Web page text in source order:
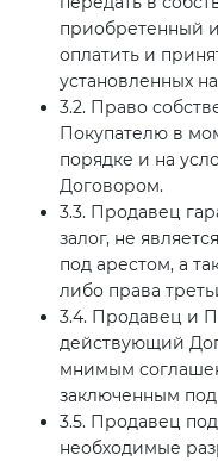
приобретенный
оплатить и
установленных
3.2. Право
Покупателю в
порядке и на
Договором.
3.3. Продавец
залог, не
под арестом, а
либо права
3.4. Продавец и
действующий
мнимым
заключенным
3.5. Продавец
необходимые